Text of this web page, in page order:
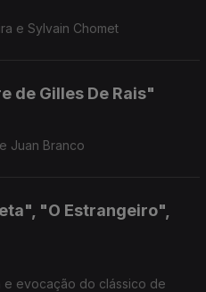
e Sylvain Chomet
de Gilles De Rais"
Juan Branco
"O Estrangeiro",
e evocação do clássico de